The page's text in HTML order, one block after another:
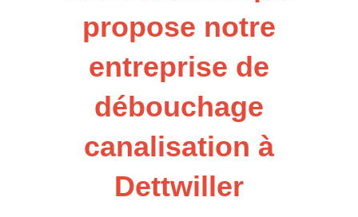
propose notre
entreprise de
débouchage
canalisation à
Dettwiller